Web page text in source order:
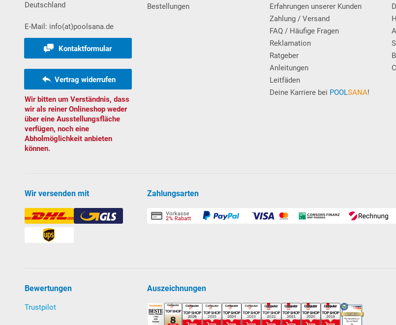
Deutschland
E-Mail: info(at)poolsana.de
Kontaktformular
Vertrag widerrufen
Wir bitten um Verständnis, dass
wir als reiner Onlineshop weder
über eine Ausstellungsfläche
verfügen, noch eine
Abholmöglichkeit anbieten
können.
Bestellungen
Erfahrungen unserer Kunden
Zahlung / Versand
FAQ / Häufige Fragen
Reklamation
Ratgeber
Anleitungen
Leitfäden
Deine Karriere bei POOLSANA!
Wir versenden mit Zahlungsarten
Bewertungen
Trustpilot
Auszeichnungen